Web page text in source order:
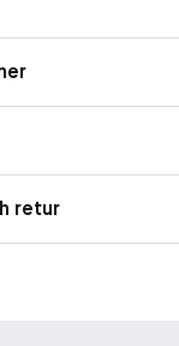
schampot är
och minskar
retur